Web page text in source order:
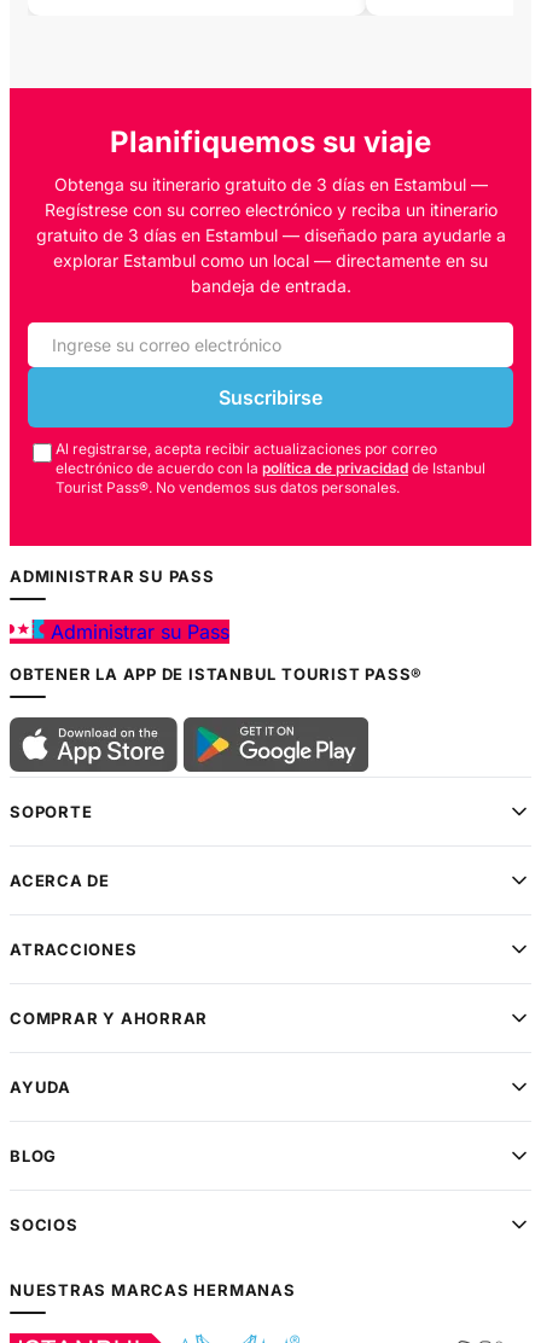
Planifiquemos su viaje
Obtenga su itinerario gratuito de 3 días en Estambul —
Regístrese con su correo electrónico y reciba un itinerario
gratuito de 3 días en Estambul — diseñado para ayudarle a
explorar Estambul como un local — directamente en su
bandeja de entrada.
Suscribirse
Al registrarse, acepta recibir actualizaciones por correo
electrónico de acuerdo con la política de privacidad de Istanbul
Tourist Pass®. No vendemos sus datos personales.
ADMINISTRAR SU PASS
Administrar su Pass
OBTENER LA APP DE ISTANBUL TOURIST PASS®
SOPORTE
ACERCA DE
ATRACCIONES
COMPRAR Y AHORRAR
AYUDA
BLOG
SOCIOS
NUESTRAS MARCAS HERMANAS